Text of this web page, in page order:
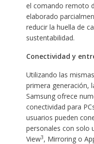
el comando remoto
elaborado
reducir la huella de
sustentabilidad.
Conectividad y
Utilizando las
primera generación,
Samsung ofrece
conectividad para
usuarios pueden
personales con solo
View3, Mirroring o